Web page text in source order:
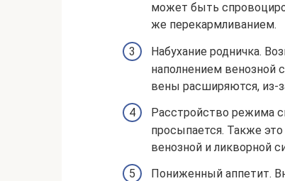
может быть
же перекармливанием.
Набухание родничка.
наполнением венозной
вены расширяются, из-
Расстройство режима
просыпается. Также
венозной и ликворной
Пониженный аппетит.